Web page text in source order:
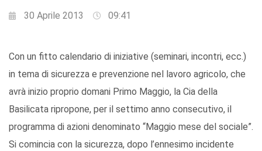
30 Aprile 2013 09:41
Con un fitto calendario di iniziative (seminari, incontri, ecc.)
in tema di sicurezza e prevenzione nel lavoro agricolo, che
avrà inizio proprio domani Primo Maggio, la Cia della
Basilicata ripropone, per il settimo anno consecutivo, il
programma di azioni denominato “Maggio mese del sociale”.
Si comincia con la sicurezza, dopo l’ennesimo incidente